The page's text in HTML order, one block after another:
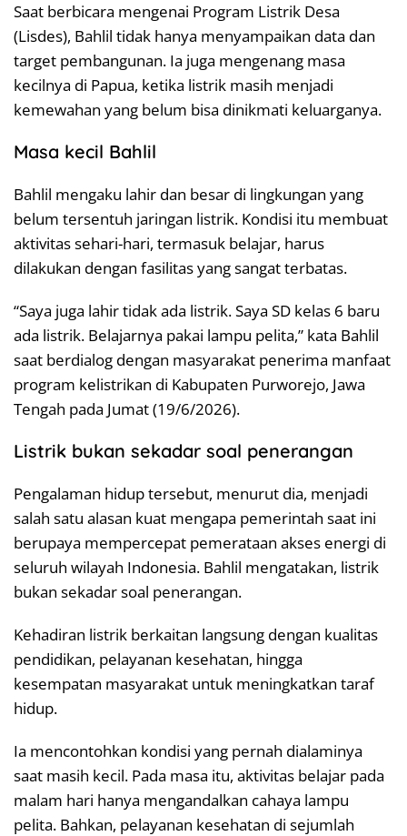
Saat berbicara mengenai Program Listrik Desa
(Lisdes), Bahlil tidak hanya menyampaikan data dan
target pembangunan. Ia juga mengenang masa
kecilnya di Papua, ketika listrik masih menjadi
kemewahan yang belum bisa dinikmati keluarganya.
Masa kecil Bahlil
Bahlil mengaku lahir dan besar di lingkungan yang
belum tersentuh jaringan listrik. Kondisi itu membuat
aktivitas sehari-hari, termasuk belajar, harus
dilakukan dengan fasilitas yang sangat terbatas.
“Saya juga lahir tidak ada listrik. Saya SD kelas 6 baru
ada listrik. Belajarnya pakai lampu pelita,” kata Bahlil
saat berdialog dengan masyarakat penerima manfaat
program kelistrikan di Kabupaten Purworejo, Jawa
Tengah pada Jumat (19/6/2026).
Listrik bukan sekadar soal penerangan
Pengalaman hidup tersebut, menurut dia, menjadi
salah satu alasan kuat mengapa pemerintah saat ini
berupaya mempercepat pemerataan akses energi di
seluruh wilayah Indonesia. Bahlil mengatakan, listrik
bukan sekadar soal penerangan.
Kehadiran listrik berkaitan langsung dengan kualitas
pendidikan, pelayanan kesehatan, hingga
kesempatan masyarakat untuk meningkatkan taraf
hidup.
Ia mencontohkan kondisi yang pernah dialaminya
saat masih kecil. Pada masa itu, aktivitas belajar pada
malam hari hanya mengandalkan cahaya lampu
pelita. Bahkan, pelayanan kesehatan di sejumlah